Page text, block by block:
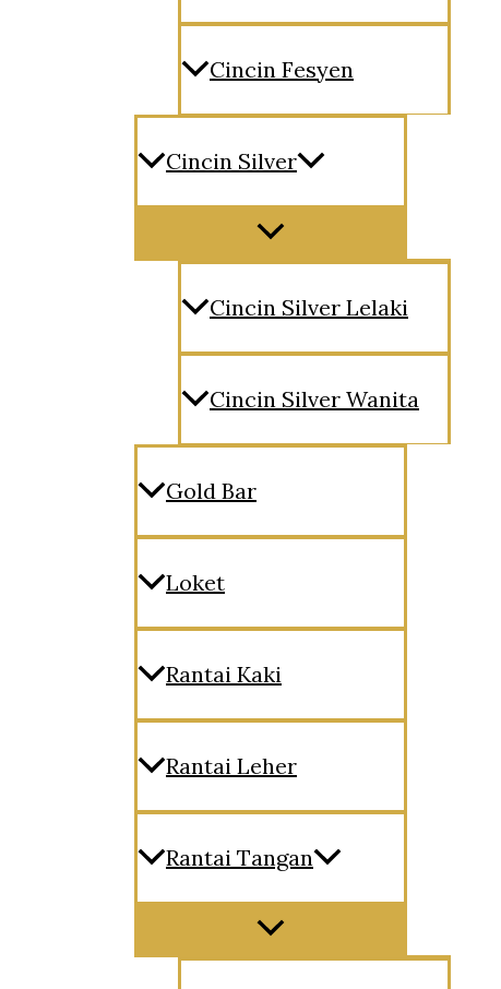
Cincin Fesyen
Cincin Silver
Menu
Cincin Silver Lelaki
Cincin Silver Wanita
Gold Bar
Loket
Rantai Kaki
Rantai Leher
Rantai Tangan
Menu